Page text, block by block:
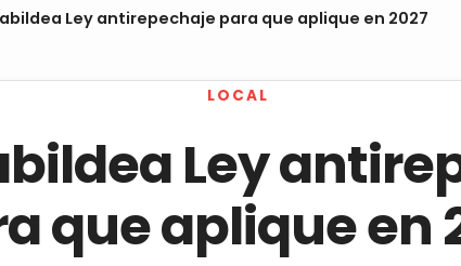
Ley antirepechaje para que aplique en 2027
LOCAL
Ley
que aplique en